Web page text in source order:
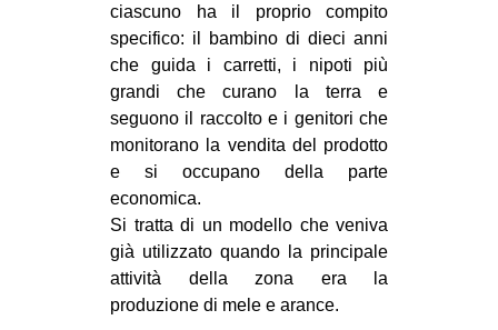
ciascuno ha il proprio compito
specifico: il bambino di dieci anni
che guida i carretti, i nipoti più
grandi che curano la terra e
seguono il raccolto e i genitori che
monitorano la vendita del prodotto
e si occupano della parte
economica.
Si tratta di un modello che veniva
già utilizzato quando la principale
attività della zona era la
produzione di mele e arance.